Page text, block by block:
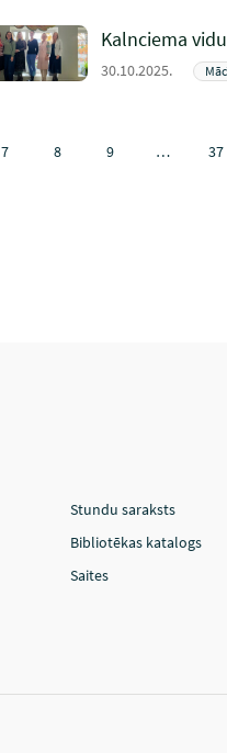
Kalnciema
30.10.2025.
7 8 9 … 37
Stundu saraksts
Bibliotēkas katalogs
Saites